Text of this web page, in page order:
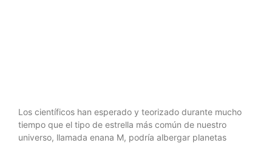
Los científicos han esperado y teorizado durante mucho
tiempo que el tipo de estrella más común de nuestro
universo, llamada enana M, podría albergar planetas